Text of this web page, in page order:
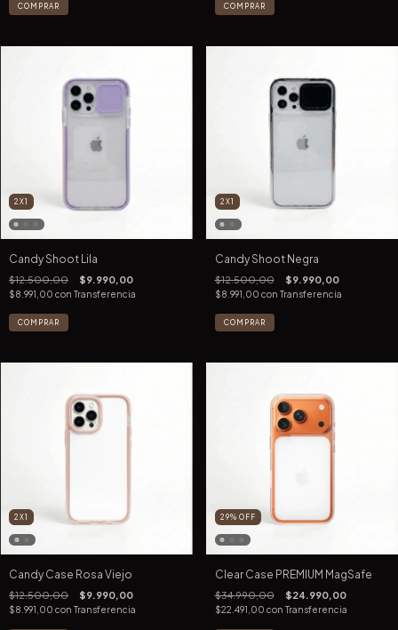
COMPRAR COMPRAR
2X1
Candy Shoot Lila
$12.500,00 $9.990,00
$8.991,00 con Transferencia
COMPRAR
2X1
Candy Shoot Negra
$12.500,00 $9.990,00
$8.991,00 con Transferencia
COMPRAR
2X1
Candy Case Rosa Viejo
$12.500,00 $9.990,00
$8.991,00 con Transferencia
29% OFF
Clear Case PREMIUM MagSafe
$34.990,00 $24.990,00
$22.491,00 con Transferencia